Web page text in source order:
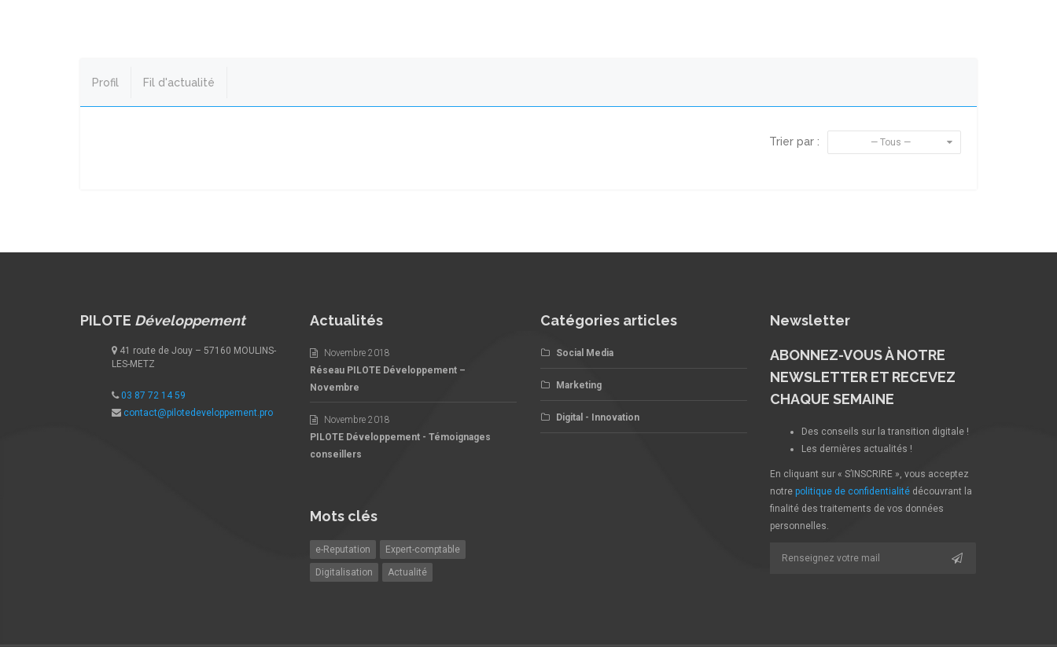
Profil Fil d'actualité
Trier par : — Tous —
PILOTE Développement
41 route de Jouy – 57160 MOULINS-
LES-METZ
03 87 72 14 59
contact@pilotedeveloppement.pro
Actualités
Novembre 2018
Réseau PILOTE Développement –
Novembre
Novembre 2018
PILOTE Développement - Témoignages
conseillers
Mots clés
e-Reputation Expert-comptable
Digitalisation Actualité
Catégories articles
Social Media
Marketing
Digital - Innovation
Newsletter
ABONNEZ-VOUS À NOTRE
NEWSLETTER ET RECEVEZ
CHAQUE SEMAINE
Des conseils sur la transition digitale !
Les dernières actualités !
En cliquant sur « S’INSCRIRE », vous acceptez
notre politique de confidentialité découvrant la
finalité des traitements de vos données
personnelles.